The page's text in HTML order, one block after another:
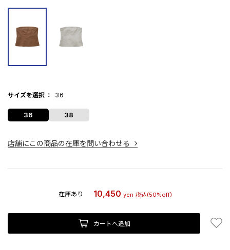
サイズを選択 36
36 38
店舗にこの商品の在庫を問い合わせる
在庫あり 10,450 yen 税込(50%off)
カートへ追加